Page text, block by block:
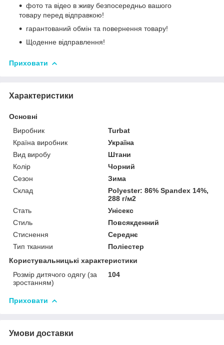
фото та відео в живу безпосередньо вашого
товару перед відправкою!
гарантований обмін та повернення товару!
Щоденне відправлення!
Приховати
Характеристики
Основні
Виробник
Turbat
Країна виробник
Україна
Вид виробу
Штани
Колір
Чорний
Сезон
Зима
Склад
Polyester: 86% Spandex 14%,
288 г/м2
Стать
Унісекс
Стиль
Повсякденний
Стиснення
Середнє
Тип тканини
Поліестер
Користувальницькі характеристики
Розмір дитячого одягу (за
зростанням)
104
Приховати
Умови доставки